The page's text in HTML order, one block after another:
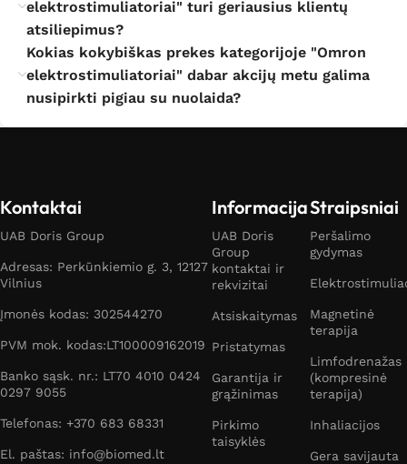
elektrostimuliatoriai" turi geriausius klientų
atsiliepimus?
Kokias kokybiškas prekes kategorijoje "Omron
elektrostimuliatoriai" dabar akcijų metu galima
nusipirkti pigiau su nuolaida?
Kontaktai
UAB Doris Group
Adresas: Perkūnkiemio g. 3, 12127
Vilnius
Įmonės kodas: 302544270
PVM mok. kodas:LT100009162019
Banko sąsk. nr.: LT70 4010 0424
0297 9055
Telefonas: +370 683 68331
El. paštas: info@biomed.lt
Informacija
UAB Doris
Group
kontaktai ir
rekvizitai
Atsiskaitymas
Pristatymas
Garantija ir
grąžinimas
Pirkimo
taisyklės
Straipsniai
Peršalimo
gydymas
Magnetinė
terapija
Limfodrenažas
(kompresinė
terapija)
Inhaliacijos
Gera savijauta